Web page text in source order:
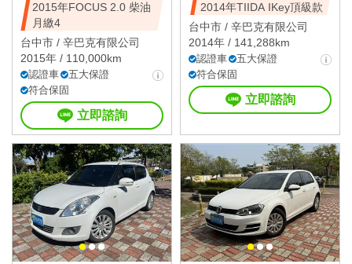
2015年FOCUS 2.0 柴油
月繳4
台中市 / 辛巴克有限公司
2015年 / 110,000km
認證車
五大保證
符合保固
立即諮詢
2014年TIIDA IKey頂級款
台中市 / 辛巴克有限公司
2014年 / 141,288km
認證車
五大保證
符合保固
立即諮詢